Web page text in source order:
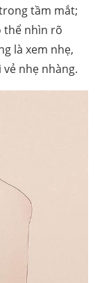
tầm mắt;
thể nhìn rõ
là xem nhẹ,
nhẹ nhàng.